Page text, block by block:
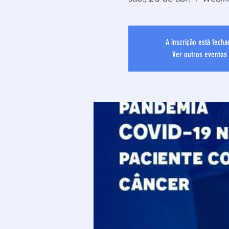
A inscrição está
Ver outros eventos